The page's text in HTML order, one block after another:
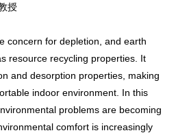
授
concern for depletion, and earth
resource recycling properties. It
and desorption properties, making
indoor environment. In this
problems are becoming
comfort is increasingly